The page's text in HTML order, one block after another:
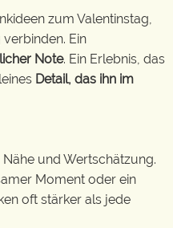
zum Valentinstag,
Ein
Note. Ein Erlebnis, das
Detail, das ihn im
und Wertschätzung.
Moment oder ein
oft stärker als jede